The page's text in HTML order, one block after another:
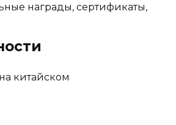
награды, сертификаты,
китайском